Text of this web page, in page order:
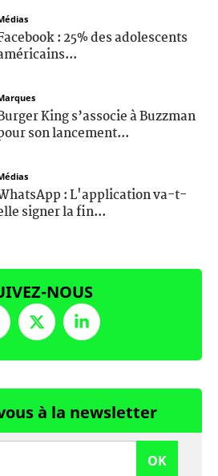
: 25% des adolescents
King s’associe à Buzzman
son lancement...
: L'application va-t-
signer la fin...
NOUS
à la newsletter
OK